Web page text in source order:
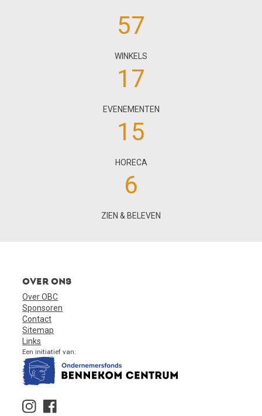
57
WINKELS
17
EVENEMENTEN
15
HORECA
6
ZIEN & BELEVEN
Over ons
Over OBC
Sponsoren
Contact
Sitemap
Links
Een initiatief van: